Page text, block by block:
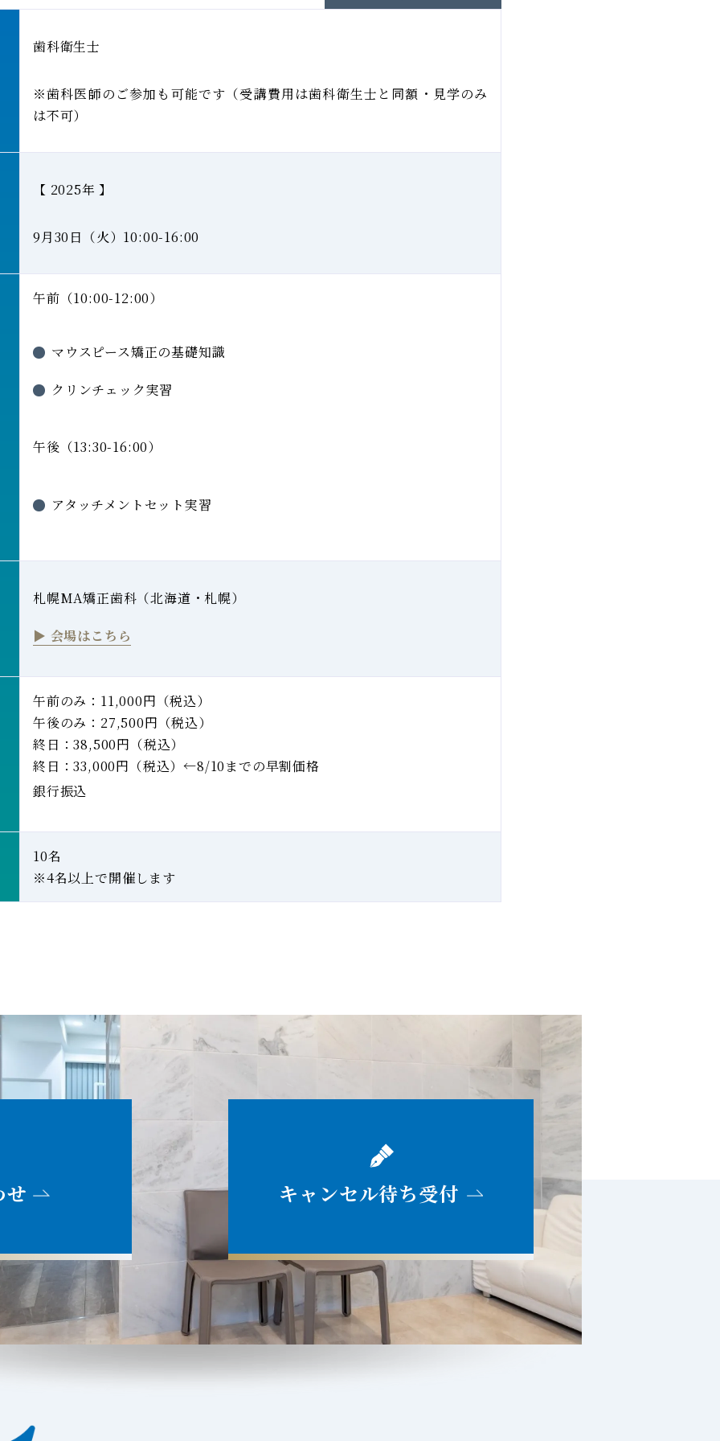
歯科衛生士
※歯科医師のご参加も可能です（受講費用は歯科衛生士と同額・見学のみ
は不可）
【 2025年 】
9月30日（火）10:00-16:00
午前（10:00-12:00）
マウスピース矯正の基礎知識
クリンチェック実習
午後（13:30-16:00）
アタッチメントセット実習
札幌MA矯正歯科（北海道・札幌）
▶︎ 会場はこちら
午前のみ ： 11,000円（税込）
午後のみ ： 27,500円 （税込）
終日：38,500円 （税込）
終日 ：33,000円 （税込）←8/10までの早割価格
銀行振込
10名
※4名以上で開催します
せ キャンセル待ち受付